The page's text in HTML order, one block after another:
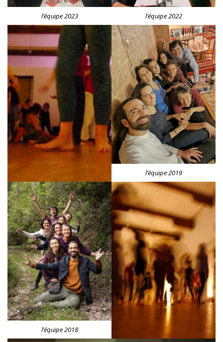
l’équipe 2023 l’équipe 2022
l’équipe 2019
l’équipe 2018